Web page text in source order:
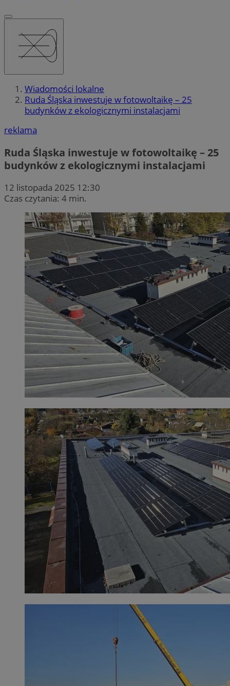
Wiadomości lokalne
Ruda Śląska inwestuje w fotowoltaikę – 25
budynków z ekologicznymi instalacjami
reklama
Ruda Śląska inwestuje w fotowoltaikę – 25
budynków z ekologicznymi instalacjami
12 listopada 2025 12:30
Czas czytania: 4 min.